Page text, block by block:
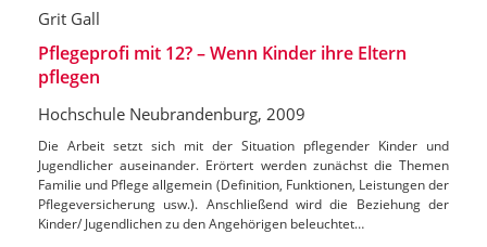
Grit Gall
Pflegeprofi mit 12? – Wenn Kinder ihre Eltern
pflegen
Hochschule Neubrandenburg, 2009
Die Arbeit setzt sich mit der Situation pflegender Kinder und
Jugendlicher auseinander. Erörtert werden zunächst die Themen
Familie und Pflege allgemein (Definition, Funktionen, Leistungen der
Pflegeversicherung usw.). Anschließend wird die Beziehung der
Kinder/ Jugendlichen zu den Angehörigen beleuchtet…